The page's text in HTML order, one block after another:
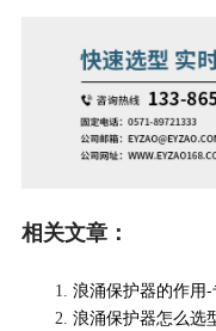
相关文章：
1. 浪涌保护器的作用
2. 浪涌保护器怎么选